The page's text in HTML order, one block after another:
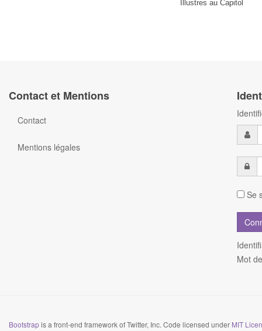
Illustres au Capitol
Contact et Mentions
Contact
Mentions légales
Se
Mot
Bootstrapis a front-end framework of Twitter, Inc. Code licensed under MIT